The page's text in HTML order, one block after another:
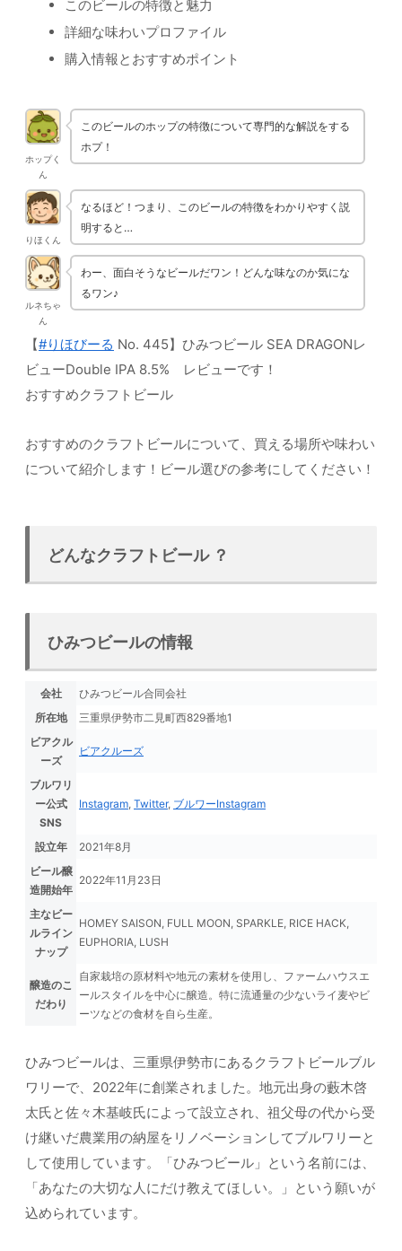
このビールの特徴と魅力
詳細な味わいプロファイル
購入情報とおすすめポイント
ホップく
ん
このビールのホップの特徴について専門的な解説をする
ホプ！
りほくん
なるほど！つまり、このビールの特徴をわかりやすく説
明すると…
ルネちゃ
ん
わー、面白そうなビールだワン！どんな味なのか気にな
るワン♪
【#りほびーる No. 445】ひみつビール SEA DRAGONレ
ビューDouble IPA 8.5% レビューです！
おすすめクラフトビール
おすすめのクラフトビールについて、買える場所や味わい
について紹介します！ビール選びの参考にしてください！
どんなクラフトビール ？
ひみつビールの情報
会社
ひみつビール合同会社
所在地
三重県伊勢市二見町西829番地1
ビアクル
ーズ
ビアクルーズ
ブルワリ
ー公式
SNS
Instagram, Twitter, ブルワーInstagram
設立年
2021年8月
ビール醸
造開始年
2022年11月23日
主なビー
ルライン
ナップ
HOMEY SAISON, FULL MOON, SPARKLE, RICE HACK,
EUPHORIA, LUSH
醸造のこ
だわり
自家栽培の原材料や地元の素材を使用し、ファームハウスエ
ールスタイルを中心に醸造。特に流通量の少ないライ麦やビ
ーツなどの食材を自ら生産。
ひみつビールは、三重県伊勢市にあるクラフトビールブル
ワリーで、2022年に創業されました。地元出身の藪木啓
太氏と佐々木基岐氏によって設立され、祖父母の代から受
け継いだ農業用の納屋をリノベーションしてブルワリーと
して使用しています。「ひみつビール」という名前には、
「あなたの大切な人にだけ教えてほしい。」という願いが
込められています。